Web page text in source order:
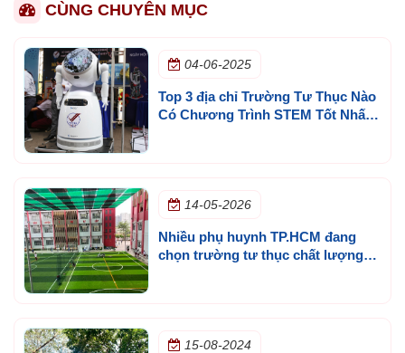
CÙNG CHUYÊN MỤC
04-06-2025
Top 3 địa chỉ Trường Tư Thục Nào
Có Chương Trình STEM Tốt Nhất
14-05-2026
Nhiều phụ huynh TP.HCM đang
chọn trường tư thục chất lượng
15-08-2024